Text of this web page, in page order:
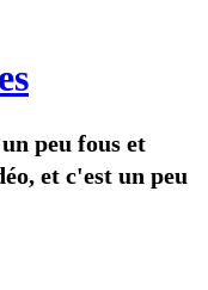
peu fous et
et c'est un peu